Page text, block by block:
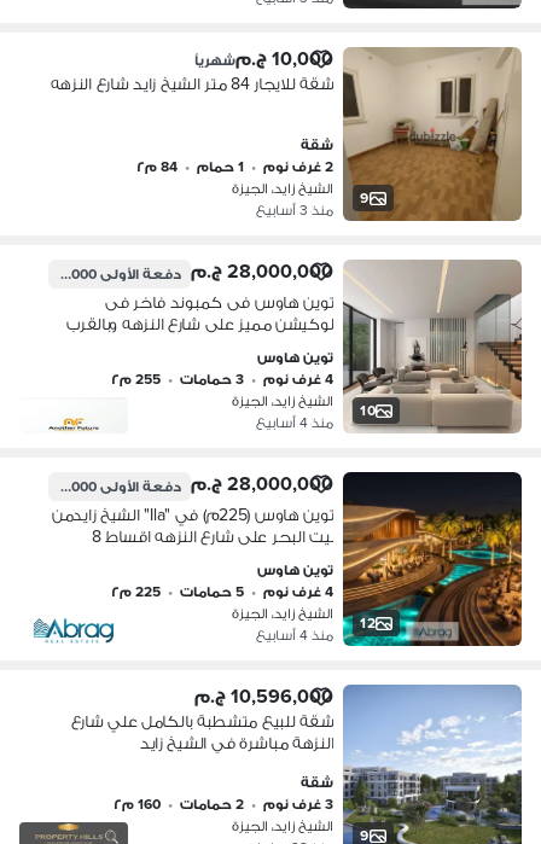
9
10,000 ج.م شهرياً
شقة للايجار 84 متر الشيخ زايد شارع النزهه
شقة
2 غرف نوم
• 1 حمام • 84 م٢
الشيخ زايد، الجيزة
منذ 3 أسابيع
10
28,000,000 ج.م دفعة الأولى2,800,000 ج.م
توين هاوس فى كمبوند فاخر فى
لوكيشن مميز على شارع النزهه وبالقرب
توين هاوس
4 غرف نوم
• 3 حمامات • 255 م٢
الشيخ زايد، الجيزة
منذ 4 أسابيع
12
28,000,000 ج.م دفعة الأولى2,800,000 ج.م
توين هاوس (225م) في "Ila" الشيخ زايدمن
بيت البحر على شارع النزهه اقساط 8
توين هاوس
4 غرف نوم
• 5 حمامات • 225 م٢
الشيخ زايد، الجيزة
منذ 4 أسابيع
9
10,596,000 ج.م
شقة للبيع متشطبة بالكامل علي شارع
النزهة مباشرة في الشيخ زايد
شقة
3 غرف نوم
• 2 حمامات • 160 م٢
الشيخ زايد، الجيزة